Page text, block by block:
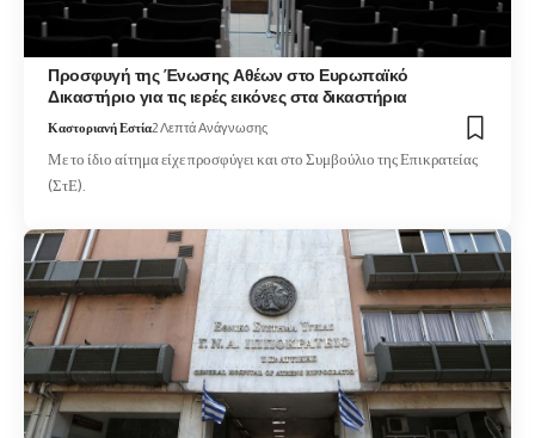
Προσφυγή της Ένωσης Αθέων στο Ευρωπαϊκό
Δικαστήριο για τις ιερές εικόνες στα δικαστήρια
Καστοριανή Εστία2 Λεπτά Ανάγνωσης
Με το ίδιο αίτημα είχε προσφύγει και στο Συμβούλιο της Επικρατείας
(ΣτΕ).